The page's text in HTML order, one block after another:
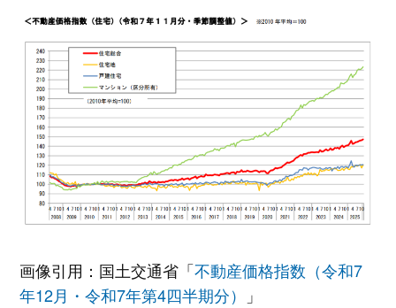
画像引用：国土交通省「不動産価格指数（令和7
年12月・令和7年第4四半期分）
」